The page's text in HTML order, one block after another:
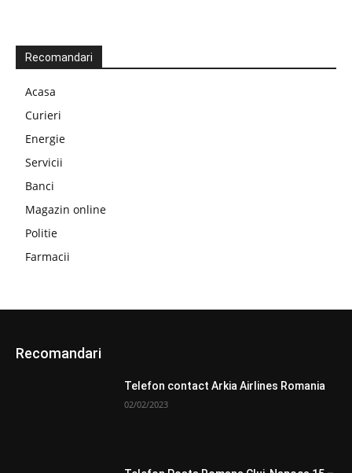
Recomandari
Acasa
Curieri
Energie
Servicii
Banci
Magazin online
Politie
Farmacii
Recomandari
Telefon contact Arkia Airlines Romania
02/02/2023